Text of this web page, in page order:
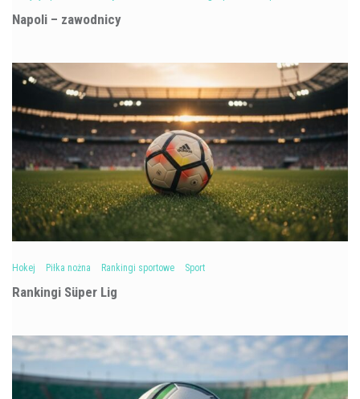
Napoli – zawodnicy
Hokej Piłka nożna Rankingi sportowe Sport
Rankingi Süper Lig